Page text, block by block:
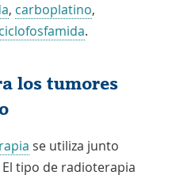
, carboplatino,
ciclofosfamida.
los tumores
se utiliza junto
tipo de radioterapia